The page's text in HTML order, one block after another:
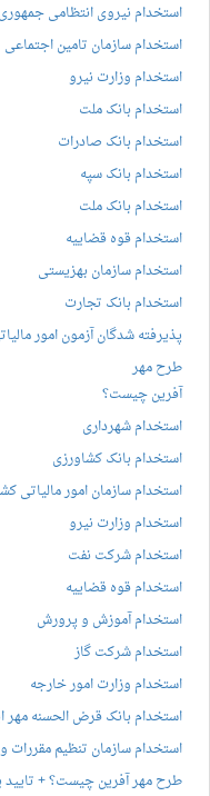
استخدام نیروی انتظامی
استخدام سازمان تامین اجتماعی
استخدام وزارت نیرو
استخدام بانک ملت
استخدام بانک صادرات
استخدام بانک سپه
استخدام بانک ملت
استخدام قوه قضاییه
استخدام سازمان بهزیستی
استخدام بانک تجارت
پذیرفته شدگان آزمون امور
طرح مهر
آفرین چیست؟
استخدام شهرداری
استخدام بانک کشاورزی
استخدام سازمان امور مالیاتی
استخدام وزارت نیرو
استخدام شرکت نفت
استخدام قوه قضاییه
استخدام آموزش و پرورش
استخدام شرکت گاز
استخدام وزارت امور خارجه
استخدام بانک قرض الحسنه مهر
استخدام سازمان تنظیم مقررات
طرح مهر آفرین چیست؟ + تایید